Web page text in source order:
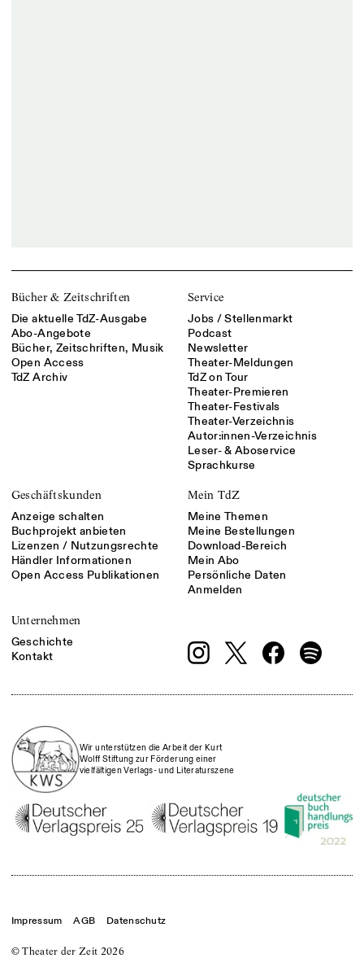
Bücher & Zeitschriften
Die aktuelle TdZ-Ausgabe
Abo-Angebote
Bücher, Zeitschriften, Musik
Open Access
TdZ Archiv
Service
Jobs / Stellenmarkt
Podcast
Newsletter
Theater-Meldungen
TdZ on Tour
Theater-Premieren
Theater-Festivals
Theater-Verzeichnis
Autor:innen-Verzeichnis
Leser- & Aboservice
Sprachkurse
Geschäftskunden
Anzeige schalten
Buchprojekt anbieten
Lizenzen / Nutzungsrechte
Händler Informationen
Open Access Publikationen
Mein TdZ
Meine Themen
Meine Bestellungen
Download-Bereich
Mein Abo
Persönliche Daten
Anmelden
Unternehmen
Geschichte
Kontakt
Wir unterstützen die Arbeit der Kurt
Wolff Stiftung zur Förderung einer
vielfältigen Verlags- und Literaturszene
© Theater der Zeit 2026
Impressum AGB Datenschutz